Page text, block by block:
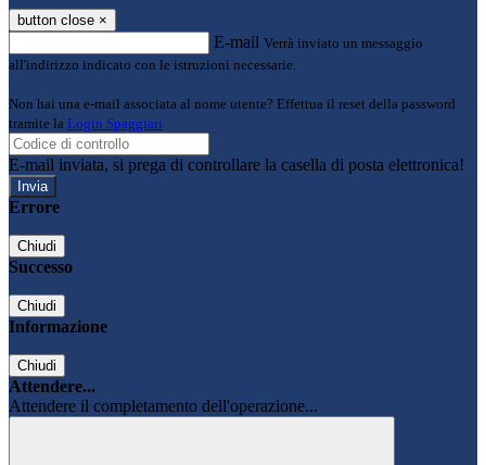
button close ×
E-mail Verrà inviato un messaggio
all'indirizzo indicato con le istruzioni necessarie.
Non hai una e-mail associata al nome utente? Effettua il reset della password
tramite la Login Spaggiari
E-mail inviata, si prega di controllare la casella di posta elettronica!
Errore
Chiudi
Successo
Chiudi
Informazione
Chiudi
Attendere...
Attendere il completamento dell'operazione...